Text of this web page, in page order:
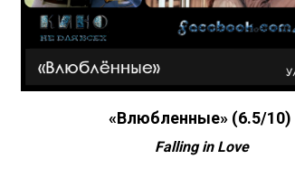
«Влюбленные» (6.5/10)
Falling in Love